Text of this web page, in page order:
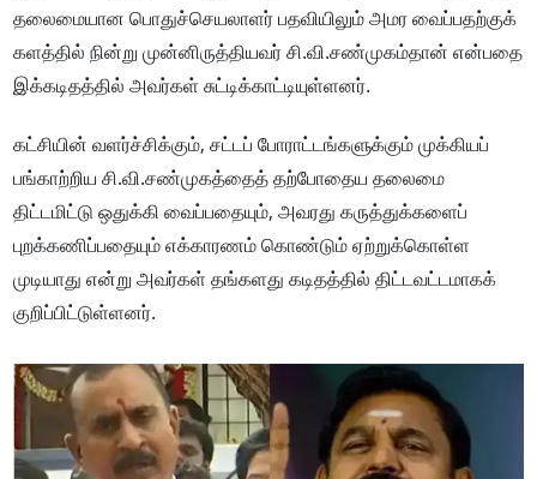
தலைமையான பொதுச்செயலாளர் பதவியிலும் அமர வைப்பதற்குக்
களத்தில் நின்று முன்னிருத்தியவர் சி.வி.சண்முகம்தான் என்பதை
இக்கடிதத்தில் அவர்கள் சுட்டிக்காட்டியுள்ளனர்.
கட்சியின் வளர்ச்சிக்கும், சட்டப் போராட்டங்களுக்கும் முக்கியப்
பங்காற்றிய சி.வி.சண்முகத்தைத் தற்போதைய தலைமை
திட்டமிட்டு ஒதுக்கி வைப்பதையும், அவரது கருத்துக்களைப்
புறக்கணிப்பதையும் எக்காரணம் கொண்டும் ஏற்றுக்கொள்ள
முடியாது என்று அவர்கள் தங்களது கடிதத்தில் திட்டவட்டமாகக்
குறிப்பிட்டுள்ளனர்.